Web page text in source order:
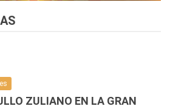
ZULIANO EN LA GRAN